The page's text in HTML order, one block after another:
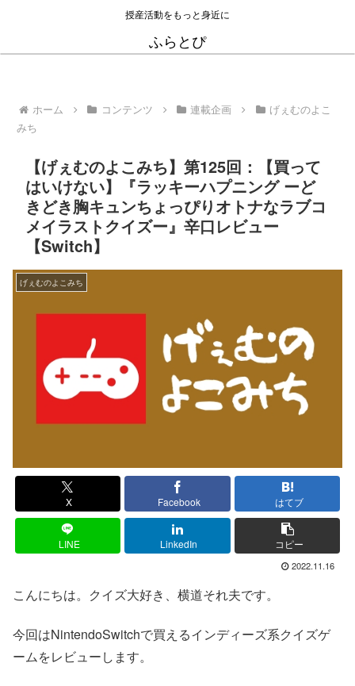
授産活動をもっと身近に
ふらとぴ
ホーム コンテンツ 連載企画
げぇむのよこ
みち
【げぇむのよこみち】第125回：【買って
はいけない】『ラッキーハプニング ーど
きどき胸キュンちょっぴりオトナなラブコ
メイラストクイズー』辛口レビュー
【Switch】
げぇむのよこみち
X Facebook はてブ
LINE LinkedIn コピー
2022.11.16
こんにちは。クイズ大好き、横道それ夫です。
今回はNintendoSwitchで買えるインディーズ系クイズゲ
ームをレビューします。